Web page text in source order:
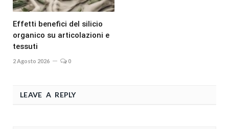
Effetti benefici del silicio
organico su articolazioni e
tessuti
2 Agosto 2026 0
LEAVE A REPLY